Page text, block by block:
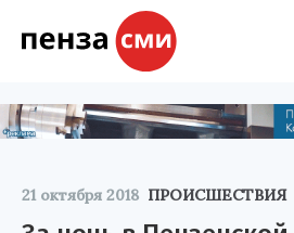
21 октября 2018 ПРОИСШЕСТВИЯ